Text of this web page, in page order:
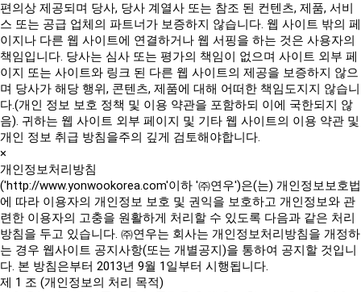
편의상 제공되며 당사, 당사 계열사 또는 참조 된 컨텐츠, 제품, 서비
스 또는 공급 업체의 파트너가 보증하지 않습니다. 웹 사이트 밖의 페
이지나 다른 웹 사이트에 연결하거나 웹 서핑을 하는 것은 사용자의
책임입니다. 당사는 심사 또는 평가의 책임이 없으며 사이트 외부 페
이지 또는 사이트와 링크 된 다른 웹 사이트의 제공을 보증하지 않으
며 당사가 해당 행위, 콘텐츠, 제품에 대해 어떠한 책임도지지 않습니
다.(개인 정보 보호 정책 및 이용 약관을 포함하되 이에 국한되지 않
음). 귀하는 웹 사이트 외부 페이지 및 기타 웹 사이트의 이용 약관 및
개인 정보 취급 방침을주의 깊게 검토해야합니다.
×
개인정보처리방침
('http://www.yonwookorea.com'이하 '㈜연우')은(는) 개인정보보호법
에 따라 이용자의 개인정보 보호 및 권익을 보호하고 개인정보와 관
련한 이용자의 고충을 원활하게 처리할 수 있도록 다음과 같은 처리
방침을 두고 있습니다. ㈜연우는 회사는 개인정보처리방침을 개정하
는 경우 웹사이트 공지사항(또는 개별공지)을 통하여 공지할 것입니
다. 본 방침은부터 2013년 9월 1일부터 시행됩니다.
제 1 조 (개인정보의 처리 목적)